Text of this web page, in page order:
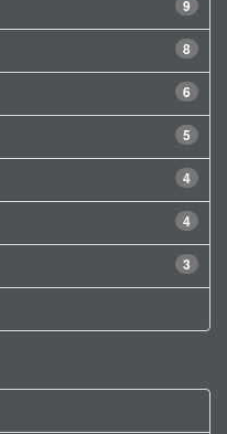
9
8
6
5
4
4
3